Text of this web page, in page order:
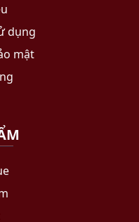
dụng
mật